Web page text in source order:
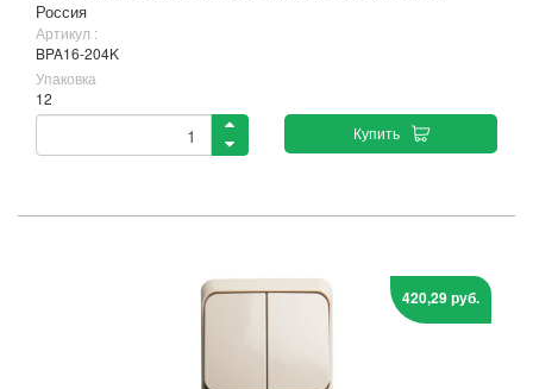
Россия
Артикул :
BPA16-204K
Упаковка
12
Купить
420,29 руб.